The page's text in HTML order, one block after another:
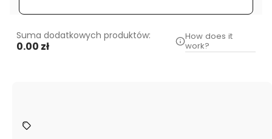
Suma dodatkowych produktów:
0.00 zł
How does it
work?